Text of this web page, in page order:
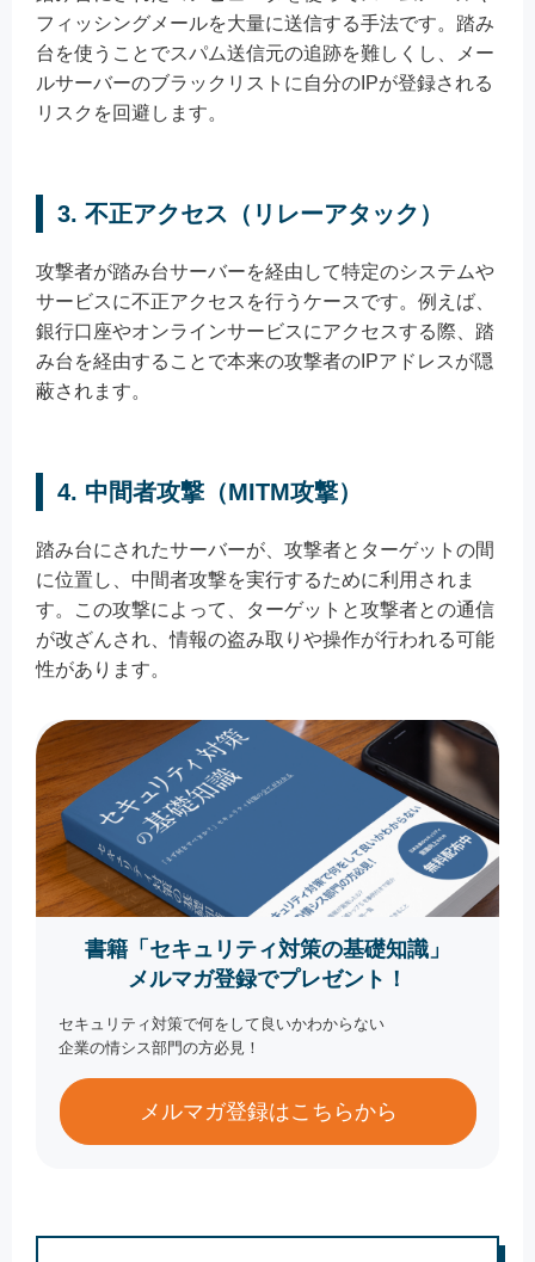
フィッシングメールを大量に送信する手法です。踏み
台を使うことでスパム送信元の追跡を難しくし、メー
ルサーバーのブラックリストに自分のIPが登録される
リスクを回避します。
3. 不正アクセス（リレーアタック）
攻撃者が踏み台サーバーを経由して特定のシステムや
サービスに不正アクセスを行うケースです。例えば、
銀行口座やオンラインサービスにアクセスする際、踏
み台を経由することで本来の攻撃者のIPアドレスが隠
蔽されます。
4. 中間者攻撃（MITM攻撃）
踏み台にされたサーバーが、攻撃者とターゲットの間
に位置し、中間者攻撃を実行するために利用されま
す。この攻撃によって、ターゲットと攻撃者との通信
が改ざんされ、情報の盗み取りや操作が行われる可能
性があります。
書籍「セキュリティ対策の基礎知識」
メルマガ登録でプレゼント！
セキュリティ対策で何をして良いかわからない
企業の情シス部門の方必見！
メルマガ登録はこちらから